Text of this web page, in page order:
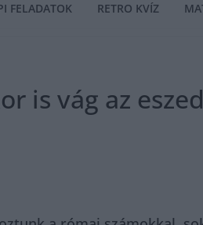
FELADATOK RETRO KVÍZ
is vág az